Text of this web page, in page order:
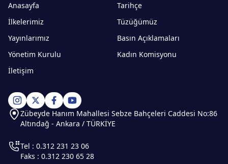
Anasayfa
Tarihçe
İlkelerimiz
Tüzüğümüz
Yayınlarımız
Basın Açıklamaları
Yönetim Kurulu
Kadın Komisyonu
İletişim
Zübeyde Hanım Mahallesi Sebze Bahçeleri Caddesi No:86
Altındağ - Ankara / TÜRKİYE
Tel : 0.312 231 23 06
Faks : 0.312 230 65 28